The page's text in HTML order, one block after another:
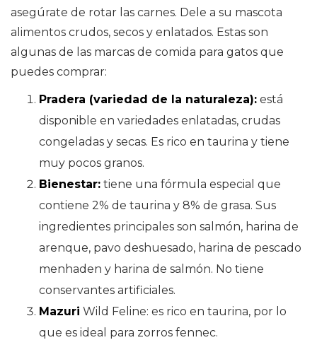
asegúrate de rotar las carnes. Dele a su mascota
alimentos crudos, secos y enlatados. Estas son
algunas de las marcas de comida para gatos que
puedes comprar:
Pradera (variedad de la naturaleza): está
disponible en variedades enlatadas, crudas
congeladas y secas. Es rico en taurina y tiene
muy pocos granos.
Bienestar: tiene una fórmula especial que
contiene 2% de taurina y 8% de grasa. Sus
ingredientes principales son salmón, harina de
arenque, pavo deshuesado, harina de pescado
menhaden y harina de salmón. No tiene
conservantes artificiales.
Mazuri Wild Feline: es rico en taurina, por lo
que es ideal para zorros fennec.